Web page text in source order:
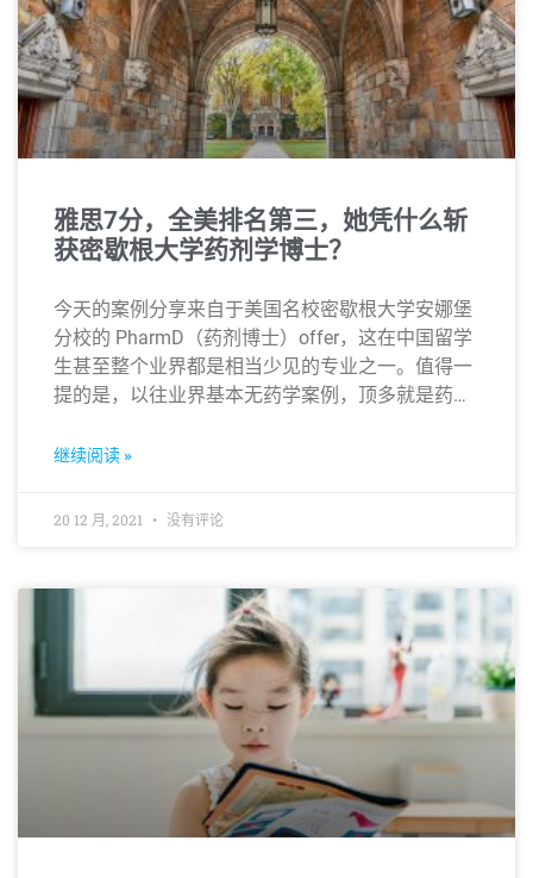
雅思7分，全美排名第三，她凭什么斩
获密歇根大学药剂学博士？
今天的案例分享来自于美国名校密歇根大学安娜堡
分校的 PharmD（药剂博士）offer，这在中国留学
生甚至整个业界都是相当少见的专业之一。值得一
提的是，以往业界基本无药学案例，顶多就是药学
MD也就是常说的医学博士，含金量不言而喻。
继续阅读 »
20 12 月, 2021 没有评论